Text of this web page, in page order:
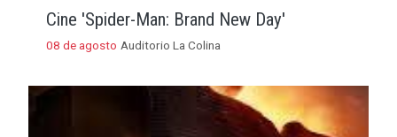
Cine 'Spider-Man: Brand New Day'
08 de agosto Auditorio La Colina